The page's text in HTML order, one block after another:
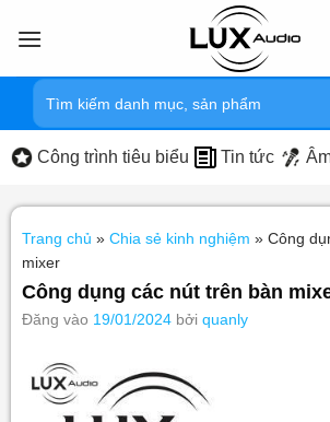
qua
Tìm
kiếm:
Công trình tiêu biểu Tin tức
Trang chủ » Chia sẻ kinh nghiệm » Công
mixer
Công dụng các nút trên bàn
Đăng vào 19/01/2024 bởi quanly